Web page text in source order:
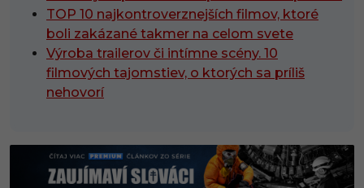
TOP 10 najkontroverznejších filmov, ktoré
boli zakázané takmer na celom svete
Výroba trailerov či intímne scény. 10
filmových tajomstiev, o ktorých sa príliš
nehovorí